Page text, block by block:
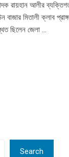
রায়হান আলীর
বাজার মিতালী ক্লাব
ছিলেন জেলা ...
Search